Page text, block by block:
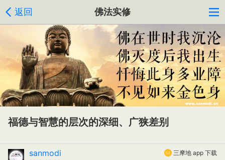
返回 佛法实修
福德与智慧的层次的深细、广狭差别
三摩地 app 下载
sanmodi